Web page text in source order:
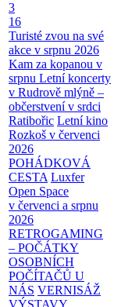
3
16
Turisté zvou na své
akce v srpnu 2026
Kam za kopanou v
srpnu Letní koncerty
v Rudrově mlýně –
občerstvení v srdci
Ratibořic Letní kino
Rozkoš v červenci
2026
POHÁDKOVÁ
CESTA Luxfer
Open Space
v červenci a srpnu
2026
RETROGAMING
– POČÁTKY
OSOBNÍCH
POČÍTAČŮ U
NÁS VERNISÁŽ
VÝSTAVY